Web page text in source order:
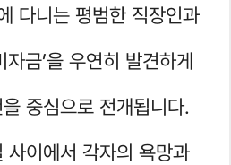
다니는 평범한 직장인과
자금’을 우연히 발견하게
중심으로 전개됩니다.
사이에서 각자의 욕망과